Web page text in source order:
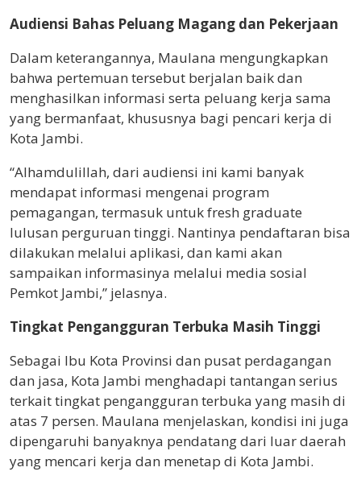
Audiensi Bahas Peluang Magang dan Pekerjaan
Dalam keterangannya, Maulana mengungkapkan
bahwa pertemuan tersebut berjalan baik dan
menghasilkan informasi serta peluang kerja sama
yang bermanfaat, khususnya bagi pencari kerja di
Kota Jambi.
“Alhamdulillah, dari audiensi ini kami banyak
mendapat informasi mengenai program
pemagangan, termasuk untuk fresh graduate
lulusan perguruan tinggi. Nantinya pendaftaran bisa
dilakukan melalui aplikasi, dan kami akan
sampaikan informasinya melalui media sosial
Pemkot Jambi,” jelasnya.
Tingkat Pengangguran Terbuka Masih Tinggi
Sebagai Ibu Kota Provinsi dan pusat perdagangan
dan jasa, Kota Jambi menghadapi tantangan serius
terkait tingkat pengangguran terbuka yang masih di
atas 7 persen. Maulana menjelaskan, kondisi ini juga
dipengaruhi banyaknya pendatang dari luar daerah
yang mencari kerja dan menetap di Kota Jambi.